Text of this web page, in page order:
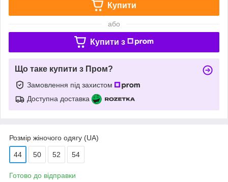
Купити
або
Купити з
Що таке купити з Пром?
Замовлення під захистом
Доступна доставка
Розмір жіночого одягу (UA)
44 50 52 54
Готово до відправки